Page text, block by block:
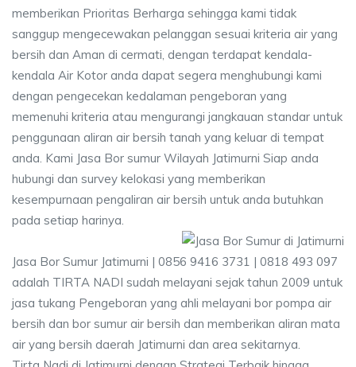
memberikan Prioritas Berharga sehingga kami tidak
sanggup mengecewakan pelanggan sesuai kriteria air yang
bersih dan Aman di cermati, dengan terdapat kendala-
kendala Air Kotor anda dapat segera menghubungi kami
dengan pengecekan kedalaman pengeboran yang
memenuhi kriteria atau mengurangi jangkauan standar untuk
penggunaan aliran air bersih tanah yang keluar di tempat
anda. Kami Jasa Bor sumur Wilayah Jatimurni Siap anda
hubungi dan survey kelokasi yang memberikan
kesempurnaan pengaliran air bersih untuk anda butuhkan
pada setiap harinya.
Jasa Bor Sumur Jatimurni | 0856 9416 3731 | 0818 493 097
adalah TIRTA NADI sudah melayani sejak tahun 2009 untuk
jasa tukang Pengeboran yang ahli melayani bor pompa air
bersih dan bor sumur air bersih dan memberikan aliran mata
air yang bersih daerah Jatimurni dan area sekitarnya.